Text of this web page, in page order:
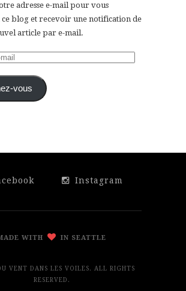
adresse e-mail pour vous
blog et recevoir une notification de
article par e-mail.
vous
Instagram
WITH IN SEATTLE
VENT DANS LES VOILES. ALL RIGHTS
RESERVED.